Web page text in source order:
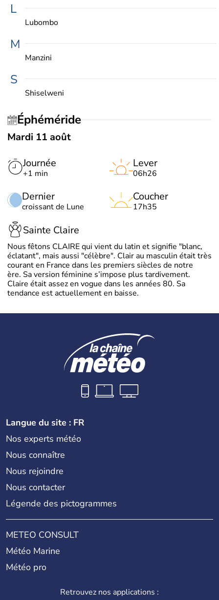
L
Lubombo
M
Manzini
S
Shiselweni
Éphéméride
Mardi 11 août
Journée
+1 min
Dernier
croissant de Lune
Lever
06h26
Coucher
17h35
Sainte Claire
Nous fêtons CLAIRE qui vient du latin et signifie "blanc,
éclatant", mais aussi "célèbre". Clair au masculin était très
courant en France dans les premiers siècles de notre
ère. Sa version féminine s’impose plus tardivement.
Claire était assez en vogue dans les années 80. Sa
tendance est actuellement en baisse.
Langue du site : FR
Nos experts météo
Nous connaître
Nous rejoindre
Nous contacter
Légende des pictogrammes
METEO CONSULT
Météo Marine
Météo pro
Retrouvez nos applications :